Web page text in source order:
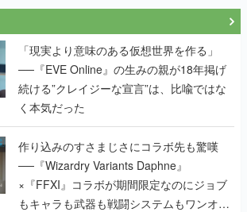
「現実より意味のある仮想世界を作る」
──『EVE Online』の生みの親が18年掲げ
続ける”クレイジーな宣言”は、比喩ではな
く本気だった
作り込みのすさまじさにコラボ先も驚嘆
──『Wizardry Variants Daphne』
×『FFXI』コラボが期間限定なのにジョブ
もキャラも武器も戦闘システムもワンオフ